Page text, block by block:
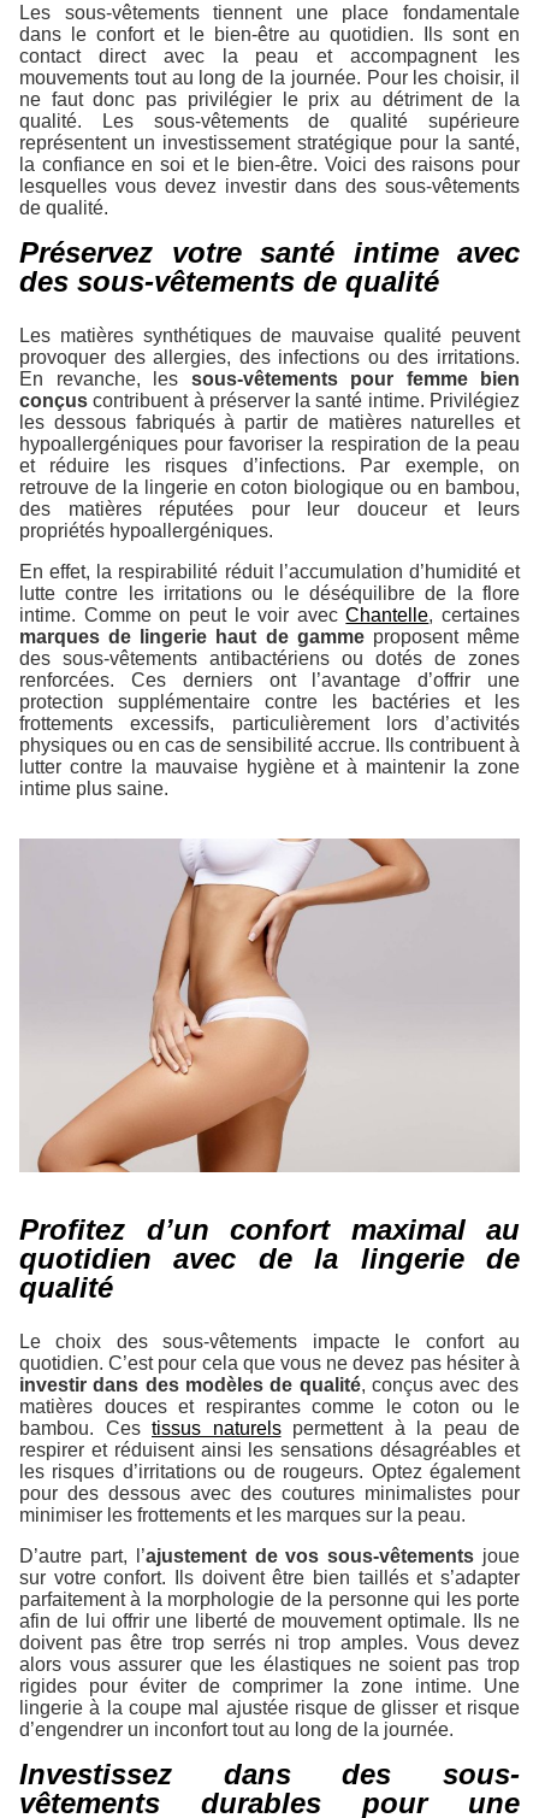
Les sous-vêtements tiennent une place fondamentale
dans le confort et le bien-être au quotidien. Ils sont en
contact direct avec la peau et accompagnent les
mouvements tout au long de la journée. Pour les choisir, il
ne faut donc pas privilégier le prix au détriment de la
qualité. Les sous-vêtements de qualité supérieure
représentent un investissement stratégique pour la santé,
la confiance en soi et le bien-être. Voici des raisons pour
lesquelles vous devez investir dans des sous-vêtements
de qualité.
Préservez votre santé intime avec
des sous-vêtements de qualité
Les matières synthétiques de mauvaise qualité peuvent
provoquer des allergies, des infections ou des irritations.
En revanche, les sous-vêtements pour femme bien
conçus contribuent à préserver la santé intime. Privilégiez
les dessous fabriqués à partir de matières naturelles et
hypoallergéniques pour favoriser la respiration de la peau
et réduire les risques d’infections. Par exemple, on
retrouve de la lingerie en coton biologique ou en bambou,
des matières réputées pour leur douceur et leurs
propriétés hypoallergéniques.
En effet, la respirabilité réduit l’accumulation d’humidité et
lutte contre les irritations ou le déséquilibre de la flore
intime. Comme on peut le voir avecChantelle, certaines
marques de lingerie haut de gammeproposent même
des sous-vêtements antibactériens ou dotés de zones
renforcées. Ces derniers ont l’avantage d’offrir une
protection supplémentaire contre les bactéries et les
frottements excessifs, particulièrement lors d’activités
physiques ou en cas de sensibilité accrue. Ils contribuent à
lutter contre la mauvaise hygiène et à maintenir la zone
intime plus saine.
Profitez d’un confort maximal au
quotidien avec de la lingerie de
qualité
Le choix des sous-vêtements impacte le confort au
quotidien. C’est pour cela que vous ne devez pas hésiter à
investir dans des modèles de qualité, conçus avec des
matières douces et respirantes comme le coton ou le
bambou. Ces tissus naturelspermettent à la peau de
respirer et réduisent ainsi les sensations désagréables et
les risques d’irritations ou de rougeurs. Optez également
pour des dessous avec des coutures minimalistes pour
minimiser les frottements et les marques sur la peau.
D’autre part, l’ajustement de vos sous-vêtements joue
sur votre confort. Ils doivent être bien taillés et s’adapter
parfaitement à la morphologie de la personne qui les porte
afin de lui offrir une liberté de mouvement optimale. Ils ne
doivent pas être trop serrés ni trop amples. Vous devez
alors vous assurer que les élastiques ne soient pas trop
rigides pour éviter de comprimer la zone intime. Une
lingerie à la coupe mal ajustée risque de glisser et risque
d’engendrer un inconfort tout au long de la journée.
Investissez dans des sous-
vêtements durables pour une